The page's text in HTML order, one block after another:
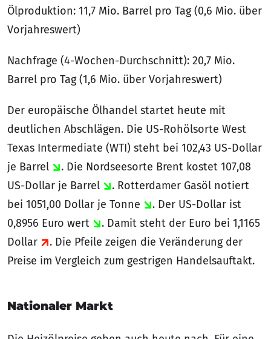
Ölproduktion: 11,7 Mio. Barrel pro Tag (0,6 Mio. über
Vorjahreswert)
Nachfrage (4-Wochen-Durchschnitt): 20,7 Mio.
Barrel pro Tag (1,6 Mio. über Vorjahreswert)
Der europäische Ölhandel startet heute mit
deutlichen Abschlägen. Die US-Rohölsorte West
Texas Intermediate (WTI) steht bei 102,43 US-Dollar
je Barrel
. Die Nordseesorte Brent kostet 107,08
US-Dollar je Barrel
. Rotterdamer Gasöl notiert
bei 1051,00 Dollar je Tonne
. Der US-Dollar ist
0,8956 Euro wert
. Damit steht der Euro bei 1,1165
Dollar
. Die Pfeile zeigen die Veränderung der
Preise im Vergleich zum gestrigen Handelsauftakt.
Nationaler Markt